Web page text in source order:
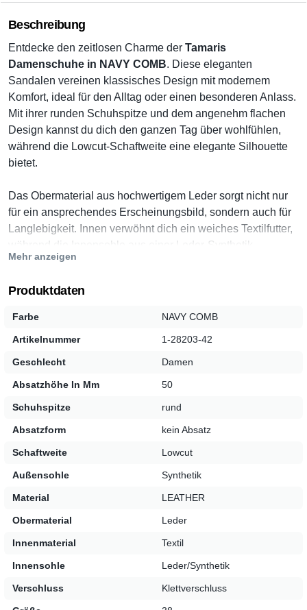
Beschreibung
Entdecke den zeitlosen Charme der Tamaris
Damenschuhe in NAVY COMB. Diese eleganten
Sandalen vereinen klassisches Design mit modernem
Komfort, ideal für den Alltag oder einen besonderen Anlass.
Mit ihrer runden Schuhspitze und dem angenehm flachen
Design kannst du dich den ganzen Tag über wohlfühlen,
während die Lowcut-Schaftweite eine elegante Silhouette
bietet.
Das Obermaterial aus hochwertigem Leder sorgt nicht nur
für ein ansprechendes Erscheinungsbild, sondern auch für
Langlebigkeit. Innen verwöhnt dich ein weiches Textilfutter,
während die Innensohle aus einer Leder-Synthetik-
Kombination zusätzlichen Komfort bietet. Der praktische
sowie eine individuelle Anpassung an deinen Fuß.
Abendessen mit Freund:innen – diese Damenschuhe
passen sich deinen Bedürfnissen an und runden jedes
Mehr anzeigen
Produktdaten
Farbe NAVY COMB
Artikelnummer 1-28203-42
Geschlecht Damen
Absatzhöhe In Mm 50
Schuhspitze rund
Absatzform kein Absatz
Schaftweite Lowcut
Außensohle Synthetik
Material LEATHER
Obermaterial Leder
Innenmaterial Textil
Innensohle Leder/Synthetik
Verschluss Klettverschluss